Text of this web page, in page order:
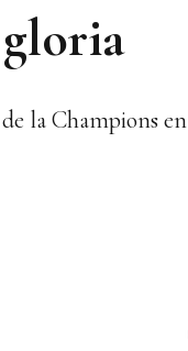
la Champions en